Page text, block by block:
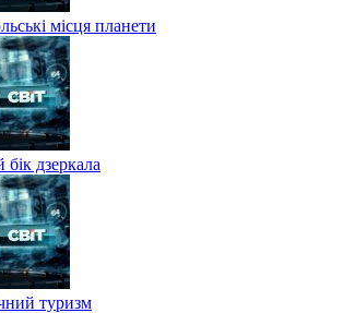
місця планети
дзеркала
туризм